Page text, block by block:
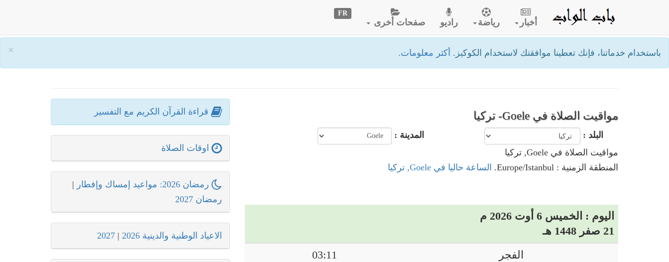
× باستخدام خدماتنا، فإنك تعطينا موافقتك لاستخدام الكوكيز. أكثر معلومات.
أخبار رياضة راديو صفحات أخرى
FR
مواقيت الصلاة في Goele- تركيا
البلد :
المدينة :
مواقيت الصلاة في Goele, تركيا
المنطقة الزمنية : Europe/Istanbul.
الساعة حاليا في Goele, تركيا
اليوم : الخميس 6 أوت 2026 م
21 صفر 1448 هـ
الفجر
03:11
قراءة القرآن الكريم مع التفسير
اوقات الصلاة
رمضان 2026: مواعيد إمساك وإفطار
|
رمضان 2027
الاعياد الوطنية والدينية 2026 |
2027